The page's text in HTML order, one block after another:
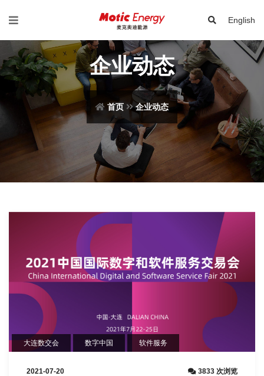
English
企业动态
首页 企业动态
大连数交会 数字中国 软件服务
2021-07-20 3833 次浏览